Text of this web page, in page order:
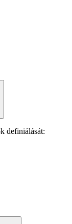
definiálását: